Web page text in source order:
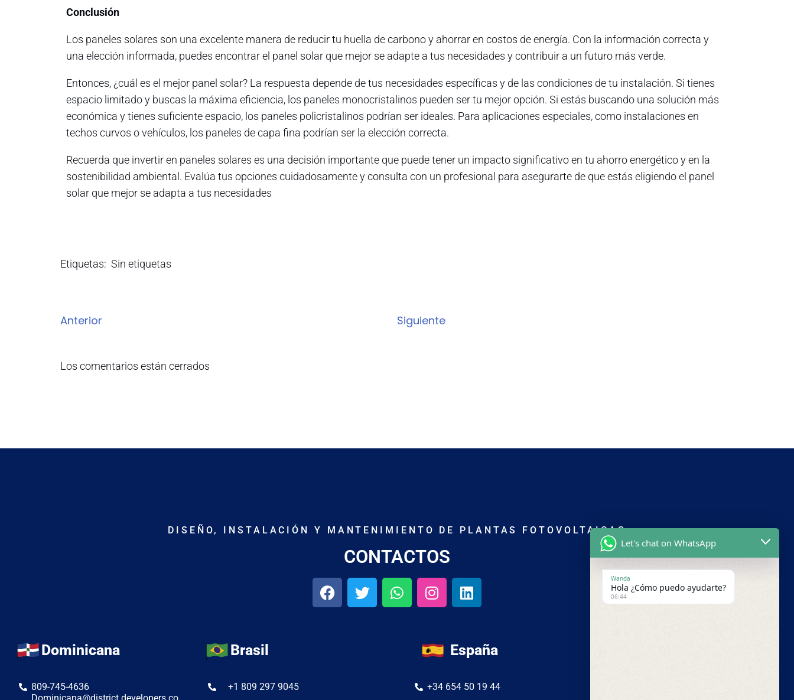
Conclusión
Los paneles solares son una excelente manera de reducir tu huella de carbono y ahorrar en costos de energía. Con la información correcta y
una elección informada, puedes encontrar el panel solar que mejor se adapte a tus necesidades y contribuir a un futuro más verde.
Entonces, ¿cuál es el mejor panel solar? La respuesta depende de tus necesidades específicas y de las condiciones de tu instalación. Si tienes
espacio limitado y buscas la máxima eficiencia, los paneles monocristalinos pueden ser tu mejor opción. Si estás buscando una solución más
económica y tienes suficiente espacio, los paneles policristalinos podrían ser ideales. Para aplicaciones especiales, como instalaciones en
techos curvos o vehículos, los paneles de capa fina podrían ser la elección correcta.
Recuerda que invertir en paneles solares es una decisión importante que puede tener un impacto significativo en tu ahorro energético y en la
sostenibilidad ambiental. Evalúa tus opciones cuidadosamente y consulta con un profesional para asegurarte de que estás eligiendo el panel
solar que mejor se adapta a tus necesidades
Etiquetas: Sin etiquetas
Anterior Siguiente
Los comentarios están cerrados
DISEÑO, INSTALACIÓN Y MANTENIMIENTO DE PLANTAS FOTOVOLTAICAS
CONTACTOS
Dominicana
809-745-4636
Brasil
+1 809 297 9045
España
+34 654 50 19 44
Let's chat on WhatsApp
Wanda
Hola ¿Cómo puedo ayudarte?
06:44